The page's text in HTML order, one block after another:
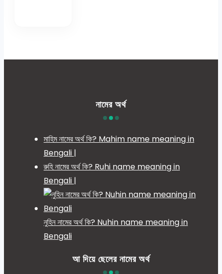
নামের অর্থ
মাহিম নামের অর্থ কি? Mahim name meaning in
Bengali |
রুহি নামের অর্থ কি? Ruhi name meaning in
Bengali |
নুহিন নামের অর্থ কি? Nuhin name meaning in
Bengali
আ দিয়ে ছেলের নামের অর্থ